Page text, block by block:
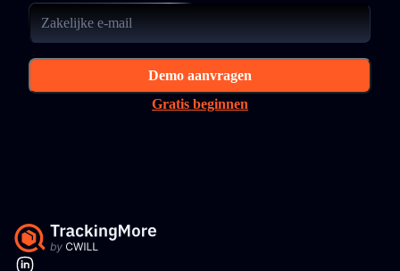
Demo aanvragen
Gratis beginnen